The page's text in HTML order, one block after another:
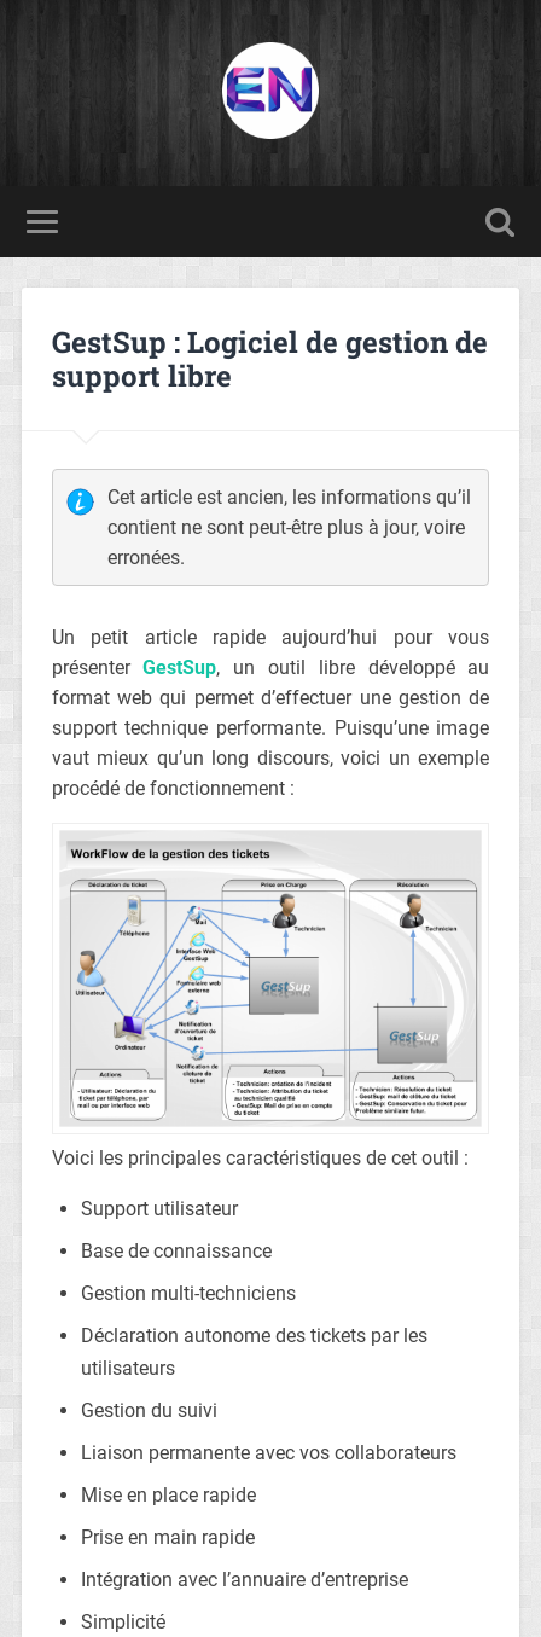
GestSup : Logiciel de gestion de
support libre
Cet article est ancien, les informations qu’il
contient ne sont peut-être plus à jour, voire
erronées.
Un petit article rapide aujourd’hui pour vous
présenterGestSup, un outil libre développé au
format web qui permet d’effectuer une gestion de
support technique performante. Puisqu’une image
vaut mieux qu’un long discours, voici un exemple
procédé de fonctionnement :
Voici les principales caractéristiques de cet outil :
Support utilisateur
Base de connaissance
Gestion multi-techniciens
Déclaration autonome des tickets par les
utilisateurs
Gestion du suivi
Liaison permanente avec vos collaborateurs
Mise en place rapide
Prise en main rapide
Intégration avec l’annuaire d’entreprise
Simplicité